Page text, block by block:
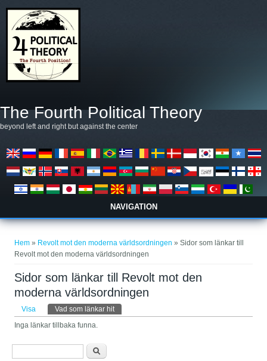
The Fourth Political Theory
beyond left and right but against the center
NAVIGATION
Hem » Revolt mot den moderna världsordningen » Sidor som länkar till
Revolt mot den moderna världsordningen
Sidor som länkar till Revolt mot den
moderna världsordningen
Primära flikar
Visa Vad som länkar hit(aktiv flik)
Inga länkar tillbaka funna.